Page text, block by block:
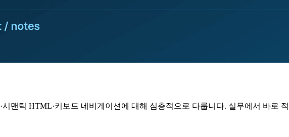
·시맨틱 HTML·키보드 네비게이션에 대해 심층적으로 다룹니다. 실무에서 바로